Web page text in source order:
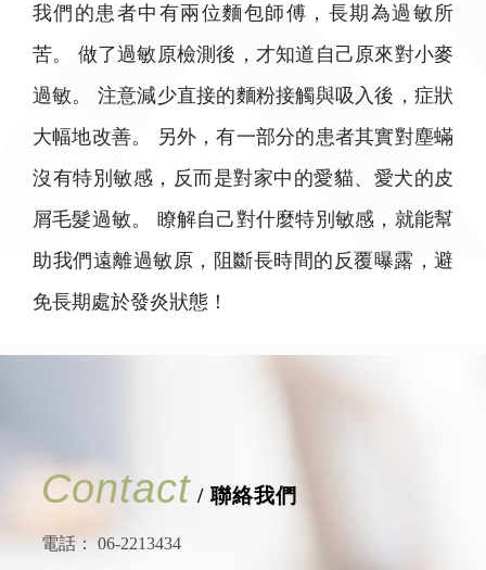
我們的患者中有兩位麵包師傅，長期為過敏所
苦。 做了過敏原檢測後，才知道自己原來對小麥
過敏。 注意減少直接的麵粉接觸與吸入後，症狀
大幅地改善。 另外，有一部分的患者其實對塵蟎
沒有特別敏感，反而是對家中的愛貓、愛犬的皮
屑毛髮過敏。 瞭解自己對什麼特別敏感，就能幫
助我們遠離過敏原，阻斷長時間的反覆曝露，避
免長期處於發炎狀態！
Contact / 聯絡我們
電話：
06-2213434